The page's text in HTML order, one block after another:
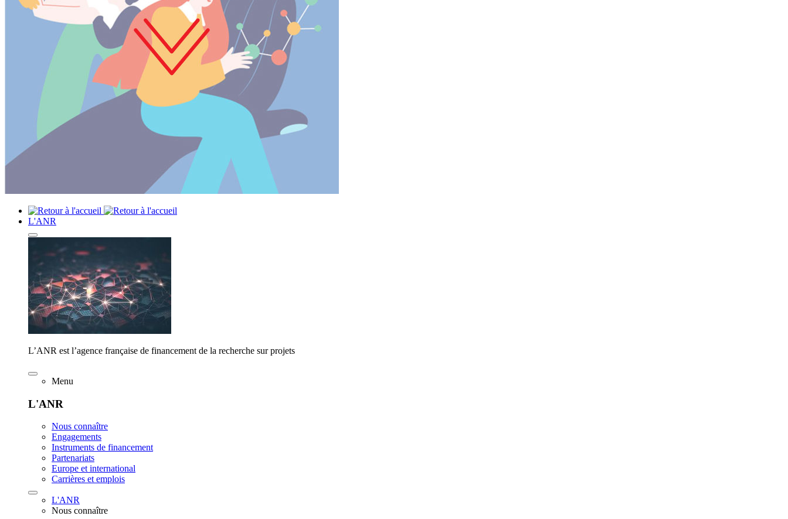
L'ANR
L’ANR est l’agence française de financement de la recherche sur projets
Menu
L'ANR
Nous connaître
Engagements
Instruments de financement
Partenariats
Europe et international
Carrières et emplois
L'ANR
Nous connaître